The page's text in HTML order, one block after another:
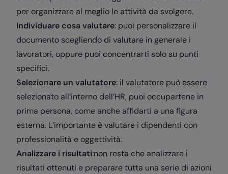
per organizzare al meglio le attività da svolgere.
Individuare cosa valutare: puoi personalizzare il
documento scegliendo di valutare in generale i
lavoratori, oppure puoi concentrarti solo su punti
specifici.
Selezionare un valutatore: il valutatore può essere
selezionato all’interno dell’HR, puoi occupartene in
prima persona, come anche affidarti a una figura
esterna. L’importante è valutare i dipendenti con
professionalità e oggettività.
Analizzare i risultati:non resta che analizzare i
risultati ottenuti e preparare tutta una serie di azioni